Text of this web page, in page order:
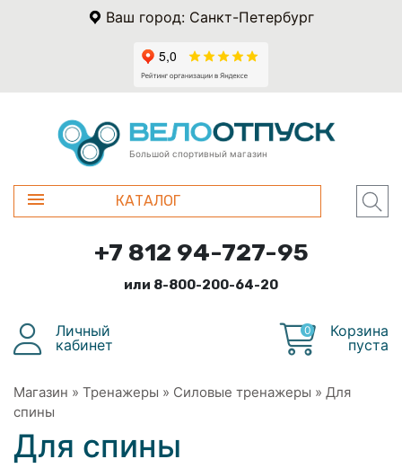
Ваш город: Санкт-Петербург
Большой спортивный магазин
КАТАЛОГ
+7 812 94-727-95
или 8-800-200-64-20
Личный
кабинет
0
Корзина
пуста
Магазин » Тренажеры » Силовые тренажеры » Для
спины
Для спины